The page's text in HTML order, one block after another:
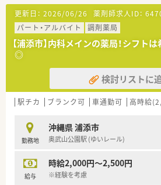
【募集背景と求める人物像について】
■今回の募集は欠員補充が目的であり
だける薬剤師の方を求めています。
■正社員は沖縄県全域での転勤を前
自宅から30km圏内に絞るエリア社
験やブランクの有無に関わらずご応
【法人特徴について】
■大手ドラッグストアチェーンを運営
■全薬局で湯山製作所の「監査システ
リスクを極めてゼロに近づけています
■女性活躍推進法に基づく「えるぼし
【求人情報について】
更新日： 2026/06/26 薬剤師求人ID：
パート・アルバイト
調剤薬局
【浦添市】内科メインの薬局！シフト
◎
検討リストに
駅チカ ブランク可 車通勤可 高時給
勤務地
沖縄県 浦添市
奥武山公園駅 (ゆいレール)
給与
時給2,000円～2,500円
※経験を考慮